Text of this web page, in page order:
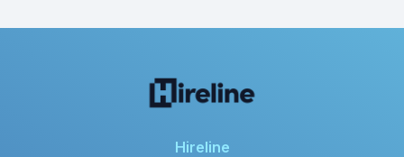
Hireline